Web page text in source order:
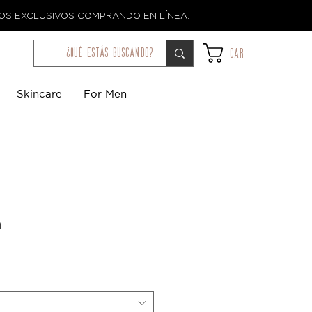
EXCLUSIVOS COMPRANDO EN LÍNEA.
¿qué estás buscando? Car
Skincare For Men